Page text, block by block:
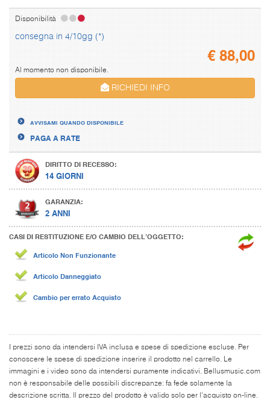
Disponibilità
consegna in 4/10gg (*)
€88,00
Al momento non disponibile.
RICHIEDI INFO
AVVISAMI QUANDO DISPONIBILE
PAGA A RATE
DIRITTO DI RECESSO:
14 GIORNI
GARANZIA:
2 ANNI
CASI DI RESTITUZIONE E/O CAMBIO DELL’OGGETTO:
Articolo Non Funzionante
Articolo Danneggiato
Cambio per errato Acquisto
I prezzi sono da intendersi IVA inclusa e spese di spedizione escluse. Per
conoscere le spese di spedizione inserire il prodotto nel carrello. Le
immagini e i video sono da intendersi puramente indicativi. Bellusmusic.com
non è responsabile delle possibili discrepanze: fa fede solamente la
descrizione scritta. Il prezzo del prodotto è valido solo per l'acquisto on-line.